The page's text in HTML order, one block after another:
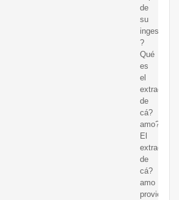
de
su
ingesta.
?
Qué
es
el
extracto
de
cá?
amo?
El
extracto
de
cá?
amo
proviene